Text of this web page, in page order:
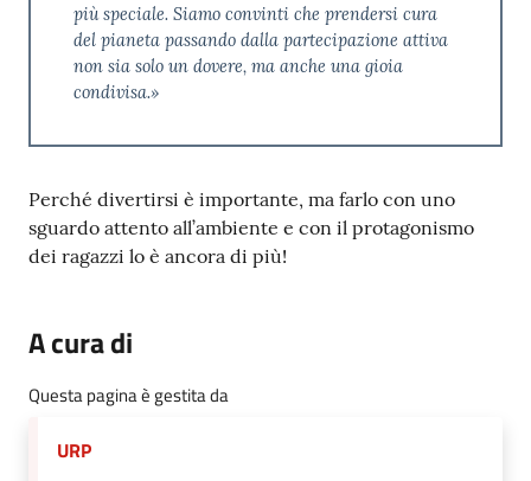
più speciale. Siamo convinti che prendersi cura
del pianeta passando dalla partecipazione attiva
non sia solo un dovere, ma anche una gioia
condivisa.»
Perché divertirsi è importante, ma farlo con uno
sguardo attento all’ambiente e con il protagonismo
dei ragazzi lo è ancora di più!
A cura di
Questa pagina è gestita da
URP